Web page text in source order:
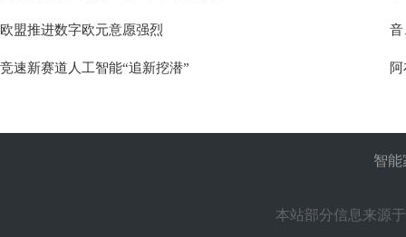
欧盟推进数字欧元意愿强烈 音
竞速新赛道人工智能“追新挖潜”
智能
本站部分信息来源